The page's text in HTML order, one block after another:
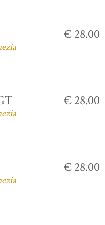
€ 28.00
€ 28.00
€ 28.00